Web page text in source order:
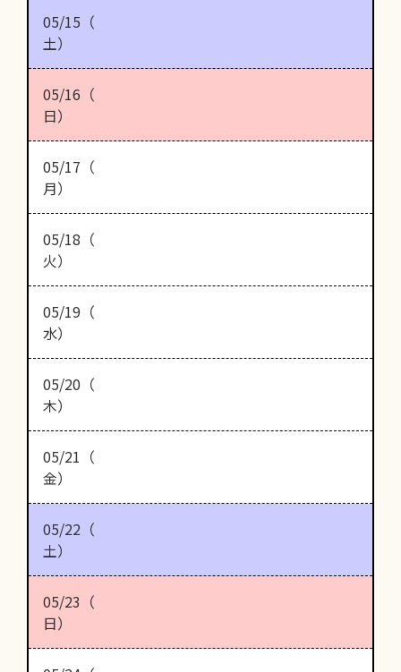
05/15（
土）
05/16（
日）
05/17（
月）
05/18（
火）
05/19（
水）
05/20（
木）
05/21（
金）
05/22（
土）
05/23（
日）